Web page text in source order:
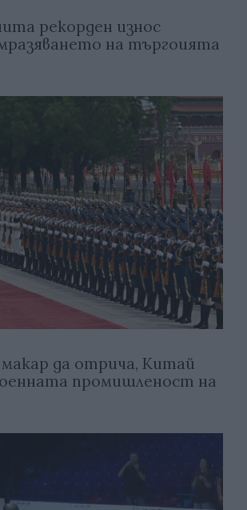
рекорден износ
на търгоията
да отрича, Китай
промишленост на